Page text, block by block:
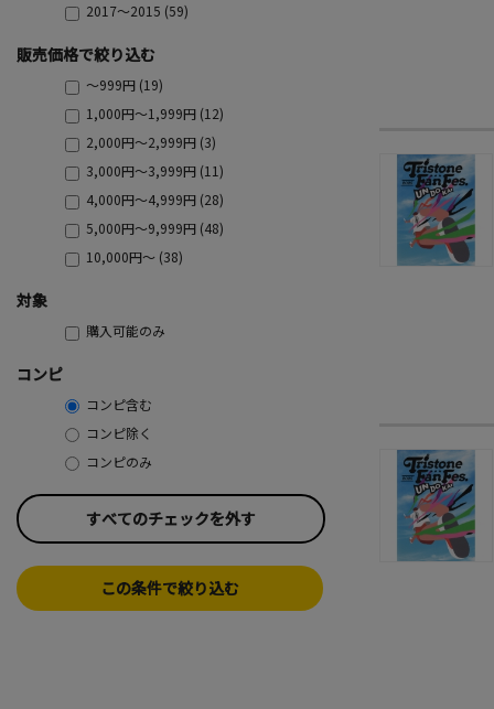
2017～2015 (59)
販売価格で絞り込む
～999円 (19)
1,000円～1,999円 (12)
2,000円～2,999円 (3)
3,000円～3,999円 (11)
4,000円～4,999円 (28)
5,000円～9,999円 (48)
10,000円～ (38)
対象
購入可能のみ
コンピ
コンピ含む
コンピ除く
コンピのみ
すべてのチェックを外す
この条件で絞り込む